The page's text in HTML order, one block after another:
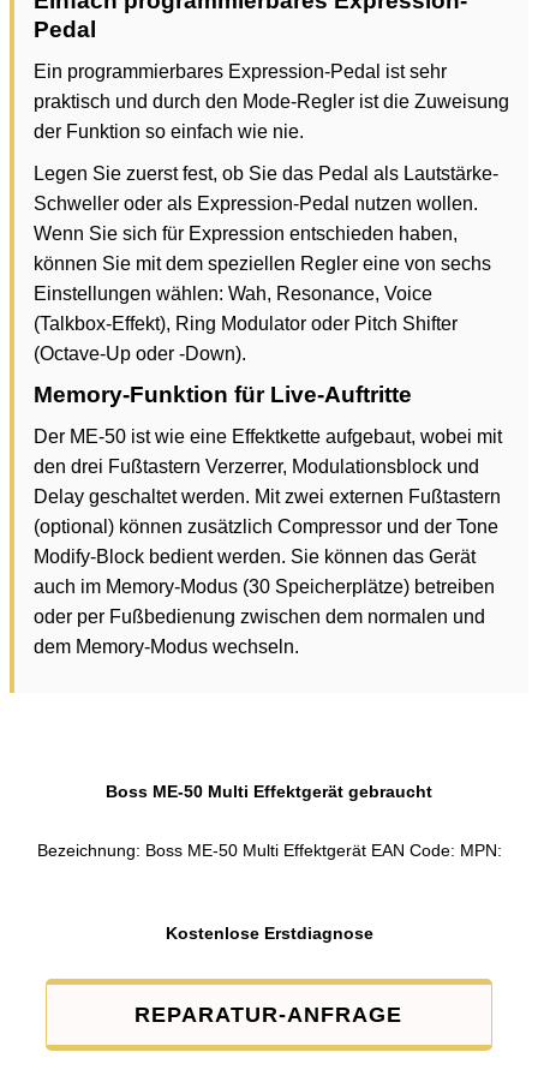
Pedal
Ein programmierbares Expression-Pedal ist sehr
praktisch und durch den Mode-Regler ist die Zuweisung
der Funktion so einfach wie nie.
Legen Sie zuerst fest, ob Sie das Pedal als Lautstärke-
Schweller oder als Expression-Pedal nutzen wollen.
Wenn Sie sich für Expression entschieden haben,
können Sie mit dem speziellen Regler eine von sechs
Einstellungen wählen: Wah, Resonance, Voice
(Talkbox-Effekt), Ring Modulator oder Pitch Shifter
(Octave-Up oder -Down).
Memory-Funktion für Live-Auftritte
Der ME-50 ist wie eine Effektkette aufgebaut, wobei mit
den drei Fußtastern Verzerrer, Modulationsblock und
Delay geschaltet werden. Mit zwei externen Fußtastern
(optional) können zusätzlich Compressor und der Tone
Modify-Block bedient werden. Sie können das Gerät
auch im Memory-Modus (30 Speicherplätze) betreiben
oder per Fußbedienung zwischen dem normalen und
dem Memory-Modus wechseln.
Boss ME-50 Multi Effektgerät gebraucht
Bezeichnung: Boss ME-50 Multi Effektgerät EAN Code: MPN:
Kostenlose Erstdiagnose
REPARATUR-ANFRAGE